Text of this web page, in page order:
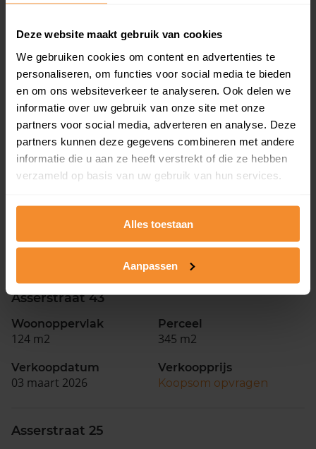
Deze website maakt gebruik van cookies
We gebruiken cookies om content en advertenties te
personaliseren, om functies voor social media te bieden
en om ons websiteverkeer te analyseren. Ook delen we
informatie over uw gebruik van onze site met onze
partners voor social media, adverteren en analyse. Deze
partners kunnen deze gegevens combineren met andere
informatie die u aan ze heeft verstrekt of die ze hebben
verzameld op basis van uw gebruik van hun services.
Alles toestaan
Aanpassen
Lidrus 21
Woonoppervlak
126 m2
Perceel
0 m2
Verkoopdatum
Verkoopprijs
Koopsom opvragen
Lijsterlaan 4
140 m2 286 m2
23 juni 2026
Koopsom opvragen
Asserstraat 43
Woonoppervlak
124 m2
Perceel
345 m2
Verkoopdatum
03 maart 2026
Verkoopprijs
Koopsom opvragen
Asserstraat 25